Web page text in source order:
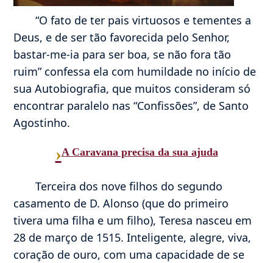
“O fato de ter pais virtuosos e tementes a
Deus, e de ser tão favorecida pelo Senhor,
bastar-me-ia para ser boa, se não fora tão
ruim” confessa ela com humildade no início de
sua Autobiografia, que muitos consideram só
encontrar paralelo nas “Confissões”, de Santo
Agostinho.
›A Caravana precisa da sua ajuda
Terceira dos nove filhos do segundo
casamento de D. Alonso (que do primeiro
tivera uma filha e um filho), Teresa nasceu em
28 de março de 1515. Inteligente, alegre, viva,
coração de ouro, com uma capacidade de se